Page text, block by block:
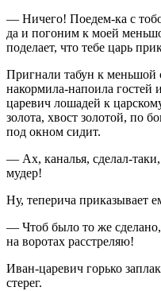
— Ничего! Поедем-ка с
да и погоним к моей
поделает, что тебе царь
Пригнали табун к меньшой
накормила-напоила
царевич лошадей к
золота, хвост золотой, по
под окном сидит.
— Ах, каналья, сделал-
мудер!
Ну, теперича приказывает
— Чтоб было то же
на воротах расстреляю!
Иван-царевич горько
стерег.